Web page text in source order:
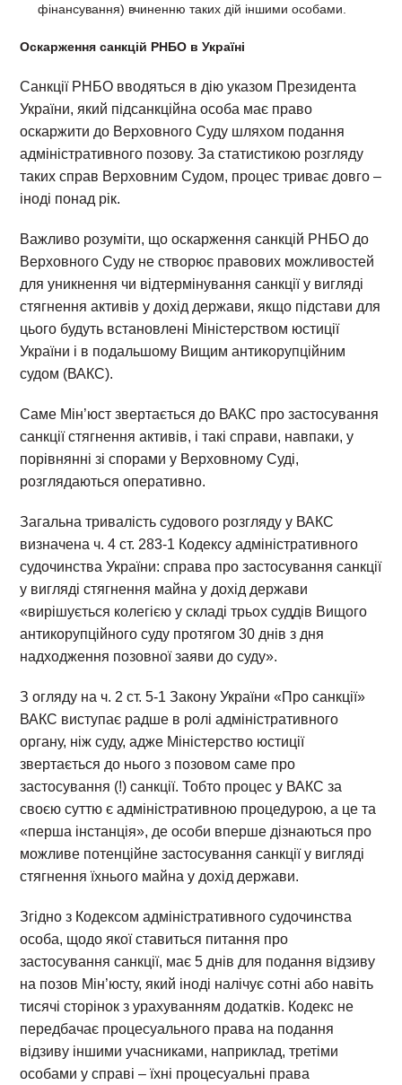
фінансування) вчиненню таких дій іншими особами.
Оскарження санкцій РНБО в Україні
Санкції РНБО вводяться в дію указом Президента
України, який підсанкційна особа має право
оскаржити до Верховного Суду шляхом подання
адміністративного позову. За статистикою розгляду
таких справ Верховним Судом, процес триває довго –
іноді понад рік.
Важливо розуміти, що оскарження санкцій РНБО до
Верховного Суду не створює правових можливостей
для уникнення чи відтермінування санкції у вигляді
стягнення активів у дохід держави, якщо підстави для
цього будуть встановлені Міністерством юстиції
України і в подальшому Вищим антикорупційним
судом (ВАКС).
Саме Мін’юст звертається до ВАКС про застосування
санкції стягнення активів, і такі справи, навпаки, у
порівнянні зі спорами у Верховному Суді,
розглядаються оперативно.
Загальна тривалість судового розгляду у ВАКС
визначена ч. 4 ст. 283-1 Кодексу адміністративного
судочинства України: справа про застосування санкції
у вигляді стягнення майна у дохід держави
«вирішується колегією у складі трьох суддів Вищого
антикорупційного суду протягом 30 днів з дня
надходження позовної заяви до суду».
З огляду на ч. 2 ст. 5-1 Закону України «Про санкції»
ВАКС виступає радше в ролі адміністративного
органу, ніж суду, адже Міністерство юстиції
звертається до нього з позовом саме про
застосування (!) санкції. Тобто процес у ВАКС за
своєю суттю є адміністративною процедурою, а це та
«перша інстанція», де особи вперше дізнаються про
можливе потенційне застосування санкції у вигляді
стягнення їхнього майна у дохід держави.
Згідно з Кодексом адміністративного судочинства
особа, щодо якої ставиться питання про
застосування санкції, має 5 днів для подання відзиву
на позов Мін’юсту, який іноді налічує сотні або навіть
тисячі сторінок з урахуванням додатків. Кодекс не
передбачає процесуального права на подання
відзиву іншими учасниками, наприклад, третіми
особами у справі – їхні процесуальні права